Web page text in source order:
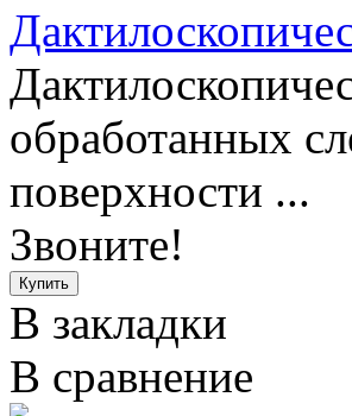
обработанных
поверхности ...
Звоните!
В закладки
В сравнение